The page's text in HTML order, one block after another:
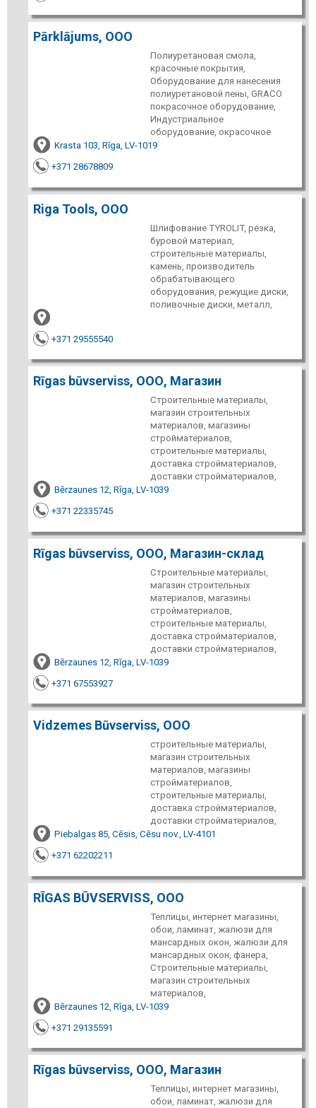
Pārklājums, ООО
Полиуретановая смола,
красочные покрытия,
Оборудование для нанесения
полиуретановой пены, GRACO
покрасочное оборудование,
Индустриальное
оборудование, окрасочное
Krasta 103, Rīga, LV-1019
+371 28678809
Riga Tools, ООО
Шлифование TYROLIT, резка,
буровой материал,
строительные материалы,
камень, производитель
обрабатывающего
оборудования, режущие диски,
поливочные диски, металл,
+371 29555540
Rīgas būvserviss, ООО, Магазин
Строительные материалы,
магазин строительных
материалов, магазины
стройматериалов,
строительные материалы,
доставка стройматериалов,
доставки стройматериалов,
Bērzaunes 12, Rīga, LV-1039
+371 22335745
Rīgas būvserviss, ООО, Магазин-склад
Строительные материалы,
магазин строительных
материалов, магазины
стройматериалов,
строительные материалы,
доставка стройматериалов,
доставки стройматериалов,
Bērzaunes 12, Rīga, LV-1039
+371 67553927
Vidzemes Būvserviss, ООО
строительные материалы,
магазин строительных
материалов, магазины
стройматериалов,
строительные материалы,
доставка стройматериалов,
доставки стройматериалов,
Piebalgas 85, Cēsis, Cēsu nov., LV-4101
+371 62202211
RĪGAS BŪVSERVISS, ООО
Теплицы, интернет магазины,
обои, ламинат, жалюзи для
мансардных окон, жалюзи для
мансардных окон, фанера,
Строительные материалы,
магазин строительных
материалов,
Bērzaunes 12, Rīga, LV-1039
+371 29135591
Rīgas būvserviss, ООО, Магазин
Теплицы, интернет магазины,
обои, ламинат, жалюзи для